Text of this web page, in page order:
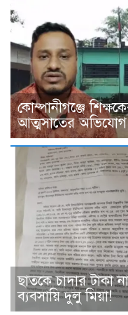
কোম্পানীগঞ্জে
আত্মসাতের অভিযোগ
ছাত‌কে চাদার টাকা
ব‌্যবসা‌য়ি দুলু‌ মিয়া!